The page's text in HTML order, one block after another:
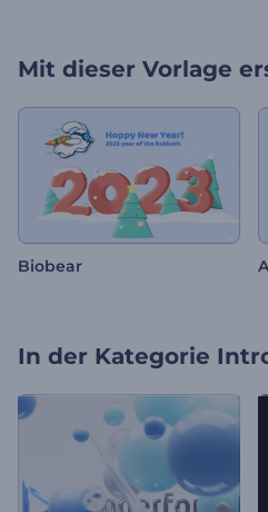
Mit dieser Vorlage
Biobear
In der Kategorie